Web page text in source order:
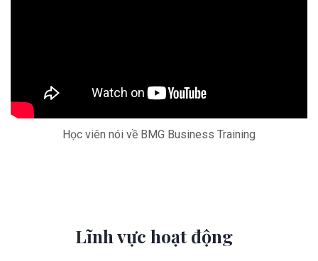
Học viên nói về BMG Business Training
Lĩnh vực hoạt động